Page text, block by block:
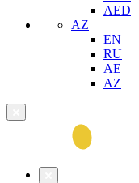
AED
AZ
EN
RU
AE
AZ